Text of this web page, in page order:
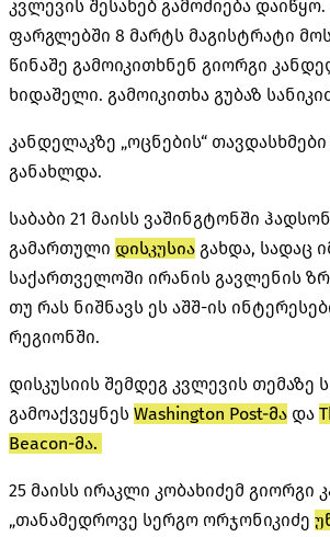
კვლევის შესახებ გამოძიება დაიწყო.
ფარგლებში 8 მარტს მაგისტრატი
წინაშე გამოიკითხნენ გიორგი
ხიდაშელი. გამოიკითხა გუბაზ
კანდელაკზე „ოცნების“
განახლდა.
საბაბი 21 მაისს ვაშინგტონში
გამართული დისკუსია გახდა, სადაც
საქართველოში ირანის გავლენის
თუ რას ნიშნავს ეს აშშ-ის
რეგიონში.
დისკუსიის შემდეგ კვლევის თემაზე
გამოაქვეყნეს Washington Post-მა და
Beacon-მა.
25 მაისს ირაკლი კობახიძემ გიორგი
„თანამედროვე სერგო ორჯონიკიძე